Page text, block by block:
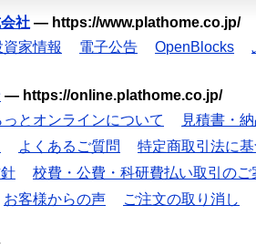
社 — https://www.plathome.co.jp/
家情報 電子公告 OpenBlocks
— https://online.plathome.co.jp/
っとオンラインについて
見積書・
よくあるご質問
特定商取引法に
校費・公費・科研費払い取引のご
お客様からの声 ご注文の取り消し